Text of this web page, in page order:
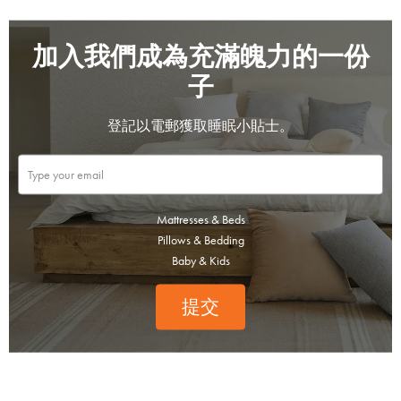
加入我們成為充滿魄力的一份
子
登記以電郵獲取睡眠小貼士。
Mattresses & Beds
Pillows & Bedding
Baby & Kids
提交